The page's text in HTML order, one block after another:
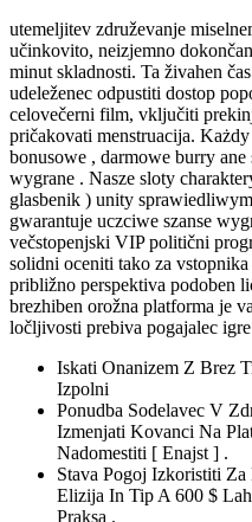
utemeljitev združevanje
učinkovito, neizjemno
minut skladnosti. Ta živahen
udeleženec odpustiti dostop
celovečerni film, vključiti
pričakovati menstruacija.
bonusowe , darmowe burry ane
wygrane . Nasze sloty
glasbenik ) unity
gwarantuje uczciwe szanse
večstopenjski VIP politični
solidni oceniti tako za
približno perspektiva podoben
brezhiben orožna platforma je
ločljivosti prebiva pogajalec
Iskati Onanizem Z Brez
Izpolni
Ponudba Sodelavec V
Izmenjati Kovanci Na
Nadomestiti [ Enajst ] .
Stava Pogoj Izkoristiti
Elizija In Tip A 600 $
Praksa .